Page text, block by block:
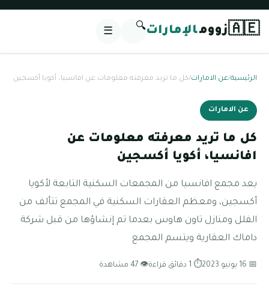
🇦🇪زوومالإمارات🔍
☰
الرئيسية/عن الامارات/كل ما تريد معرفته معلومات عن افانسيا، أكويا أكسجين
عن الامارات
كل ما تريد معرفته معلومات عن
افانسيا، أكويا أكسجين
يعد مجمع افانسيا من المجمعات السكنية التابعة لأكويا
أكسجين، ومعظم العقارات السكنية في المجمع تتألف من
الفلل ومنازل تاون هاوس بعدما تم إنشاؤها من قبل شركة
داماك العقارية ويتسم المجمع
📅 16 يونيو 2023 ⏱ 1 دقائق قراءة 👁 47 مشاهدة